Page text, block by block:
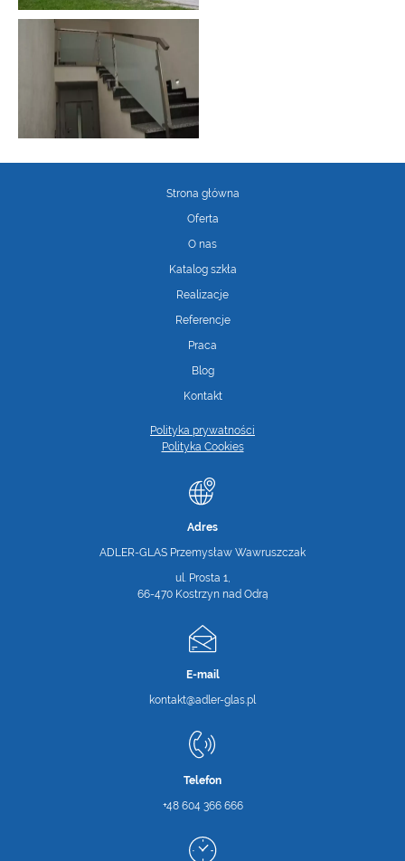
Strona główna
Oferta
O nas
Katalog szkła
Realizacje
Referencje
Praca
Blog
Kontakt
Polityka prywatności
Polityka Cookies
Adres
ADLER-GLAS Przemysław Wawruszczak
ul. Prosta 1,
66-470 Kostrzyn nad Odrą
E-mail
kontakt@adler-glas.pl
Telefon
+48 604 366 666